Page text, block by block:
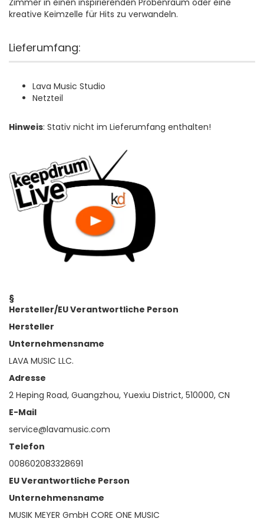
Zimmer in einen inspirierenden Probenraum oder eine
kreative Keimzelle für Hits zu verwandeln.
Lieferumfang:
Lava Music Studio
Netzteil
Hinweis: Stativ nicht im Lieferumfang enthalten!
§
Hersteller/EU Verantwortliche Person
Hersteller
Unternehmensname
LAVA MUSIC LLC.
Adresse
2 Heping Road, Guangzhou, Yuexiu District, 510000, CN
E-Mail
service@lavamusic.com
Telefon
008602083328691
EU Verantwortliche Person
Unternehmensname
MUSIK MEYER GmbH CORE ONE MUSIC